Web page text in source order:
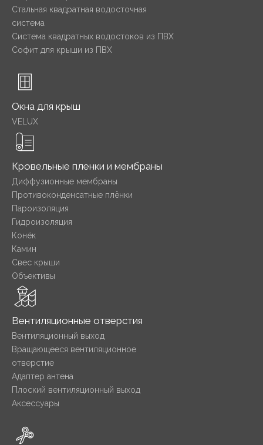
Стальная квадратная водосточная
система
Система квадратных водостоков из ПВХ
Софит для крыши из ПВХ
Окна для крыш
VELUX
Кровельные пленки и мембраны
Диффузионные мембраны
Противоконденсатные плёнки
Пароизоляция
Гидроизоляция
Конёк
Камин
Свес крыши
Объективы
Вентиляционные отверстия
Вентиляционный выход
Вращающееся вентиляционное
отверстие
Адаптер антена
Плоский вентиляционный выход
Аксессуары